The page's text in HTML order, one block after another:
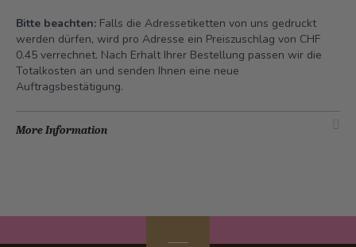
Bitte beachten: Falls die Adressetiketten von uns gedruckt
werden dürfen, wird pro Adresse ein Preiszuschlag von CHF
0.45 verrechnet. Nach Erhalt Ihrer Bestellung passen wir die
Totalkosten an und senden Ihnen eine neue
Auftragsbestätigung.
More Information